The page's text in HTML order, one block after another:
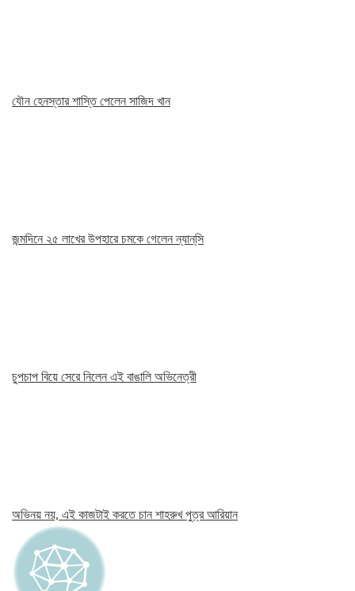
যৌন হেনস্তার শাস্তি পেলেন সাজিদ খান
জন্মদিনে ২৫ লাখের উপহারে চমকে গেলেন ন্যান্‌সি
চুপচাপ বিয়ে সেরে নিলেন এই বাঙালি অভিনেত্রী
অভিনয় নয়, এই কাজটাই করতে চান শাহরুখ পুত্র আরিয়ান